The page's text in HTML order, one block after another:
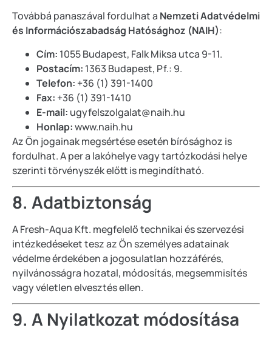
Továbbá panaszával fordulhata Nemzeti Adatvédelmi
és Információszabadság Hatósághoz (NAIH):
Cím: 1055 Budapest, Falk Miksa utca 9-11.
Postacím: 1363 Budapest, Pf.: 9.
Telefon: +36 (1) 391-1400
Fax: +36 (1) 391-1410
E-mail: ugyfelszolgalat@naih.hu
Honlap:www.naih.hu
Az Ön jogainak megsértése esetén bírósághoz is
fordulhat. A per a lakóhelye vagy tartózkodási helye
szerinti törvényszék előtt is megindítható.
8. Adatbiztonság
A Fresh-Aqua Kft. megfelelő technikai és szervezési
intézkedéseket tesz az Ön személyes adatainak
védelme érdekében a jogosulatlan hozzáférés,
nyilvánosságra hozatal, módosítás, megsemmisítés
vagy véletlen elvesztés ellen.
9. A Nyilatkozat módosítása